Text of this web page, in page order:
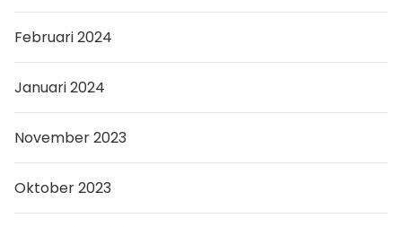
Februari 2024
Januari 2024
November 2023
Oktober 2023